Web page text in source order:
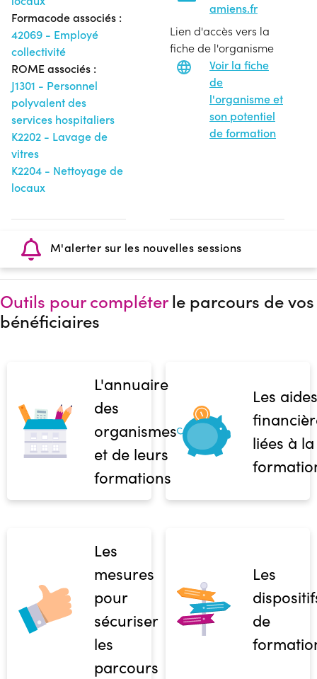
Formacode associés :
42069 - Employé
collectivité
ROME associés :
J1301 - Personnel
polyvalent des
services hospitaliers
K2202 - Lavage de
vitres
K2204 - Nettoyage de
locaux
amiens.fr
Lien d'accès vers la
fiche de l'organisme
Voir la fiche
de
l'organisme et
son potentiel
de formation
M'alerter sur les nouvelles sessions
Outils pour compléterle parcours de vos
bénéficiaires
L'annuaire
des
organismes
et de leurs
formations
Les aides
liées à la
Les
mesures
pour
sécuriser
les
parcours
Les
de